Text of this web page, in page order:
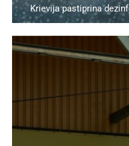
Krievija pastiprina